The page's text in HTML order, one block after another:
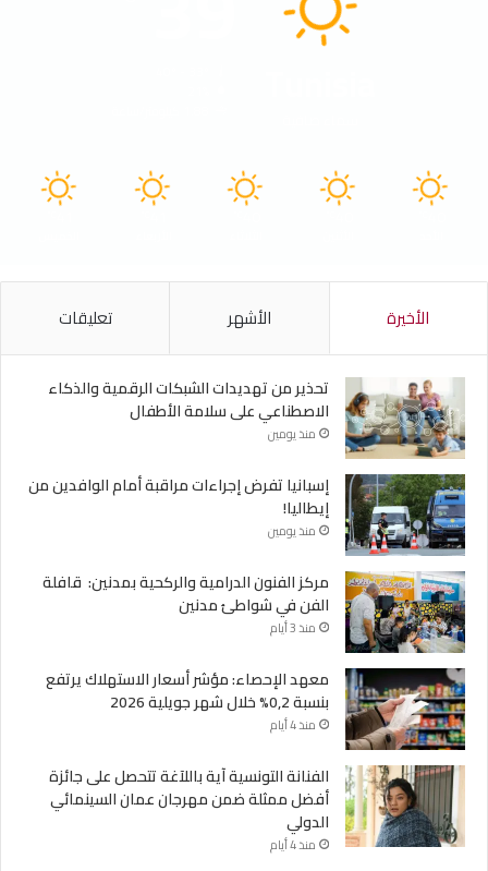
الأخيرة الأشهر تعليقات
تحذير من تهديدات الشبكات الرقمية والذكاء
الاصطناعي على سلامة الأطفال
منذ يومين
إسبانيا تفرض إجراءات مراقبة أمام الوافدين من
إيطاليا!
منذ يومين
مركز الفنون الدرامية والركحية بمدنين: قافلة
الفن في شواطئ مدنين
منذ 3 أيام
معهد الإحصاء: مؤشر أسعار الاستهلاك يرتفع
بنسبة 0,2% خلال شهر جويلية 2026
منذ 4 أيام
الفنانة التونسية آية باللآغة تتحصل على جائزة
أفضل ممثلة ضمن مهرجان عمان السينمائي
الدولي
منذ 4 أيام